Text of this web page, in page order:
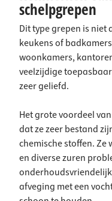
schelpgrepen
Dit type grepen is niet
keukens of
woonkamers,
veelzijdige
zeer geliefd.
Het grote voordeel
dat ze zeer bestand
chemische stoffen.
en diverse zuren
afveging met een